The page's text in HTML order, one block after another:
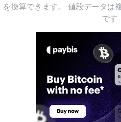
を換算できます。 値段データは
です